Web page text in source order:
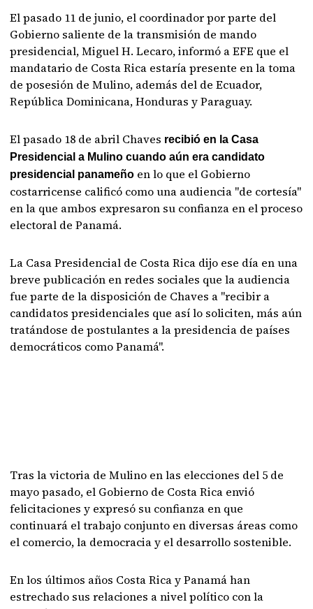
El pasado 11 de junio, el coordinador por parte del
Gobierno saliente de la transmisión de mando
presidencial, Miguel H. Lecaro, informó a EFE que el
mandatario de Costa Rica estaría presente en la toma
de posesión de Mulino, además del de Ecuador,
República Dominicana, Honduras y Paraguay.
El pasado 18 de abril Chaves recibió en la Casa
Presidencial a Mulino cuando aún era candidato
presidencial panameño en lo que el Gobierno
costarricense calificó como una audiencia "de cortesía"
en la que ambos expresaron su confianza en el proceso
electoral de Panamá.
La Casa Presidencial de Costa Rica dijo ese día en una
breve publicación en redes sociales que la audiencia
fue parte de la disposición de Chaves a "recibir a
candidatos presidenciales que así lo soliciten, más aún
tratándose de postulantes a la presidencia de países
democráticos como Panamá".
Tras la victoria de Mulino en las elecciones del 5 de
mayo pasado, el Gobierno de Costa Rica envió
felicitaciones y expresó su confianza en que
continuará el trabajo conjunto en diversas áreas como
el comercio, la democracia y el desarrollo sostenible.
En los últimos años Costa Rica y Panamá han
estrechado sus relaciones a nivel político con la